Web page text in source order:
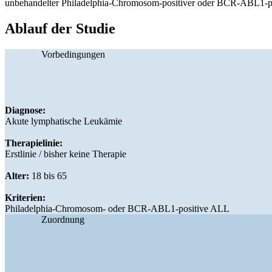
unbehandelter Philadelphia-Chromosom-positiver oder BCR-ABL1-
Ablauf der Studie
Vorbedingungen
Diagnose:
Akute lymphatische Leukämie
Therapielinie:
Erstlinie / bisher keine Therapie
Alter: 18 bis 65
Kriterien:
Philadelphia-Chromosom- oder BCR-ABL1-positive ALL
Zuordnung